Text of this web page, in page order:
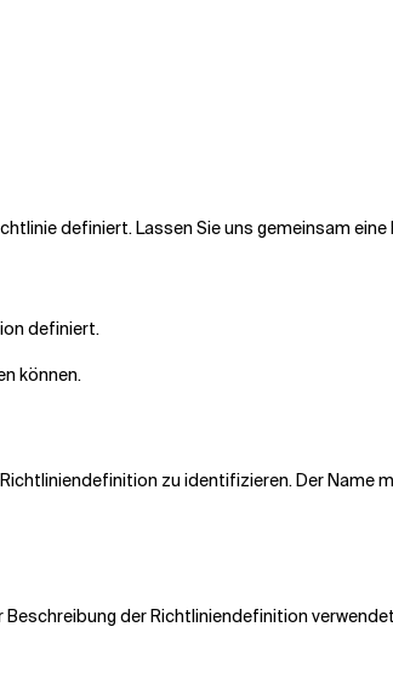
definiert. Lassen Sie uns gemeinsam
definiert.
können.
zu identifizieren. Der
der Richtliniendefinition